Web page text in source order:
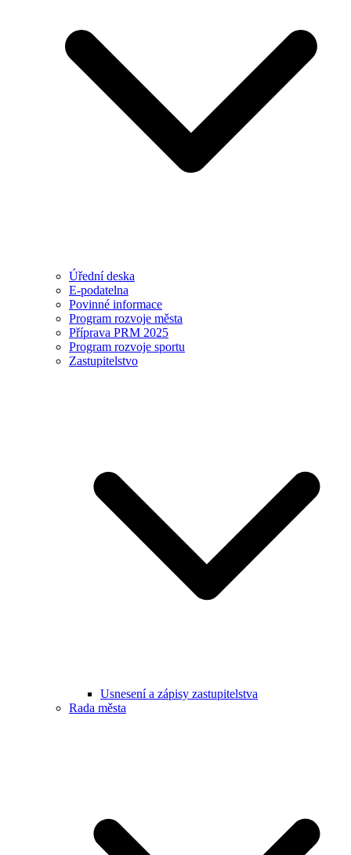
Úřední deska
E-podatelna
Povinné informace
Program rozvoje města
Příprava PRM 2025
Program rozvoje sportu
Zastupitelstvo
Usnesení a zápisy zastupitelstva
Rada města